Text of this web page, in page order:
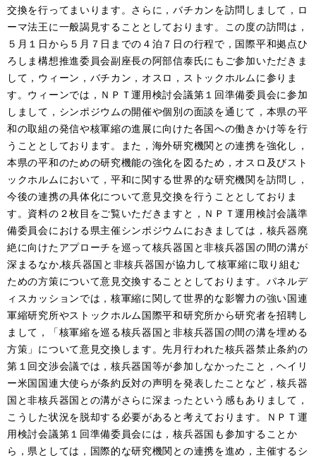
交換を行ってまいります。さらに，バチカンを訪問しまして，ロ
ーマ法王に一般謁見することとしております。この度の訪問は，
５月１日から５月７日までの４泊７日の行程で，国際平和拠点ひ
ろしま構想推進委員会副座長の阿部信泰氏にもご参加いただきま
して，ウィーン，バチカン，オスロ，ストックホルムに参りま
す。ウィーンでは，ＮＰＴ運用検討会議第１回準備委員会に参加
しまして，シンポジウムの開催や個別の面談を通じて，本県の平
和の取組の発信や核軍縮の進展に向けた各国への働きかけ等を行
うこととしております。また，海外研究機関との連携を強化し，
本県の平和のための研究機能の強化を図るため，オスロ及びスト
ックホルムにおいて，平和に関する世界的な研究機関を訪問し，
今後の連携の具体化について意見交換を行うこととしておりま
す。資料の２枚目をご覧いただきますと，ＮＰＴ運用検討会議準
備委員会における県主催シンポジウムにおきましては，核兵器廃
絶に向けたアプローチを巡って核兵器国と非核兵器国の間の溝が
深まるなか,核兵器国と非核兵器国が協力して核軍縮に取り組む
ための方策について意見交換することとしております。パネルデ
ィスカッションでは，核軍縮に関して世界的な影響力の強い国連
軍縮研究所やストックホルム国際平和研究所から研究者を招聘し
まして，「核軍縮を巡る核兵器国と非核兵器国の間の溝を埋める
方策」について意見交換します。先月行われた核兵器禁止条約の
第１回交渉会議では，核兵器国等が参加しなかったこと，ヘイリ
ー米国国連大使らが条約反対の声明を発表したことなど，核兵器
国と非核兵器国との溝がさらに深まったという感もありまして，
こうした状況を脱却する必要があると考えております。ＮＰＴ運
用検討会議第１回準備委員会には，核兵器国も参加することか
ら，県としては，国際的な研究機関との連携を進め，主催するシ